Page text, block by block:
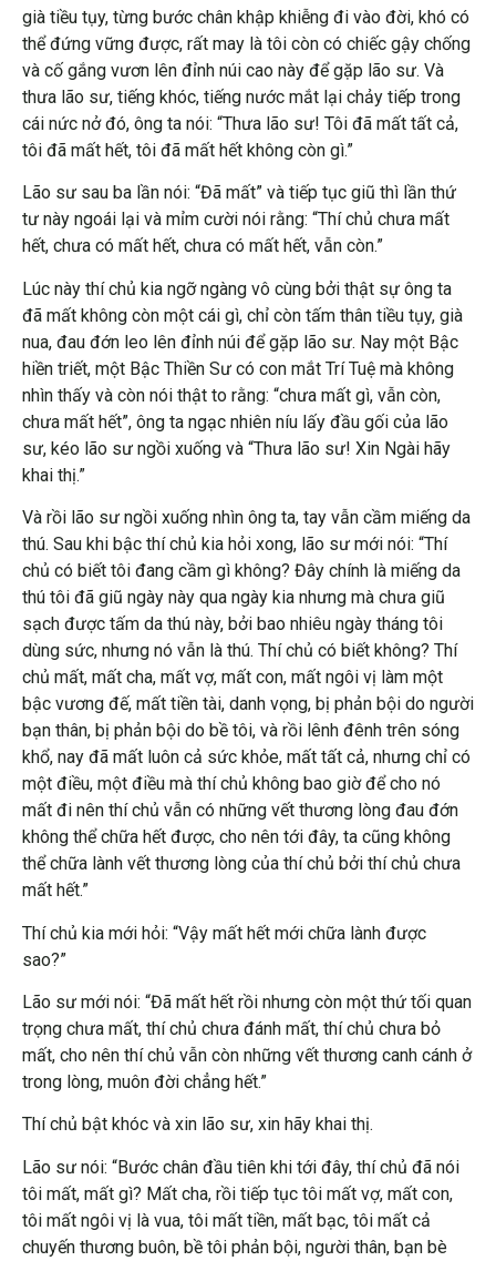
già tiều tụy, từng bước chân khập khiễng đi vào đời, khó có
thể đứng vững được, rất may là tôi còn có chiếc gậy chống
và cố gắng vươn lên đỉnh núi cao này để gặp lão sư. Và
thưa lão sư, tiếng khóc, tiếng nước mắt lại chảy tiếp trong
cái nức nở đó, ông ta nói: “Thưa lão sư! Tôi đã mất tất cả,
tôi đã mất hết, tôi đã mất hết không còn gì.”
Lão sư sau ba lần nói: “Đã mất” và tiếp tục giũ thì lần thứ
tư này ngoái lại và mỉm cười nói rằng: “Thí chủ chưa mất
hết, chưa có mất hết, chưa có mất hết, vẫn còn.”
Lúc này thí chủ kia ngỡ ngàng vô cùng bởi thật sự ông ta
đã mất không còn một cái gì, chỉ còn tấm thân tiều tụy, già
nua, đau đớn leo lên đỉnh núi để gặp lão sư. Nay một Bậc
hiền triết, một Bậc Thiền Sư có con mắt Trí Tuệ mà không
nhìn thấy và còn nói thật to rằng: “chưa mất gì, vẫn còn,
chưa mất hết”, ông ta ngạc nhiên níu lấy đầu gối của lão
sư, kéo lão sư ngồi xuống và “Thưa lão sư! Xin Ngài hãy
khai thị.”
Và rồi lão sư ngồi xuống nhìn ông ta, tay vẫn cầm miếng da
thú. Sau khi bậc thí chủ kia hỏi xong, lão sư mới nói: “Thí
chủ có biết tôi đang cầm gì không? Đây chính là miếng da
thú tôi đã giũ ngày này qua ngày kia nhưng mà chưa giũ
sạch được tấm da thú này, bởi bao nhiêu ngày tháng tôi
dùng sức, nhưng nó vẫn là thú. Thí chủ có biết không? Thí
chủ mất, mất cha, mất vợ, mất con, mất ngôi vị làm một
bậc vương đế, mất tiền tài, danh vọng, bị phản bội do người
bạn thân, bị phản bội do bề tôi, và rồi lênh đênh trên sóng
khổ, nay đã mất luôn cả sức khỏe, mất tất cả, nhưng chỉ có
một điều, một điều mà thí chủ không bao giờ để cho nó
mất đi nên thí chủ vẫn có những vết thương lòng đau đớn
không thể chữa hết được, cho nên tới đây, ta cũng không
thể chữa lành vết thương lòng của thí chủ bởi thí chủ chưa
mất hết.”
Thí chủ kia mới hỏi: “Vậy mất hết mới chữa lành được
sao?”
Lão sư mới nói: “Đã mất hết rồi nhưng còn một thứ tối quan
trọng chưa mất, thí chủ chưa đánh mất, thí chủ chưa bỏ
mất, cho nên thí chủ vẫn còn những vết thương canh cánh ở
trong lòng, muôn đời chẳng hết.”
Thí chủ bật khóc và xin lão sư, xin hãy khai thị.
Lão sư nói: “Bước chân đầu tiên khi tới đây, thí chủ đã nói
tôi mất, mất gì? Mất cha, rồi tiếp tục tôi mất vợ, mất con,
tôi mất ngôi vị là vua, tôi mất tiền, mất bạc, tôi mất cả
chuyến thương buôn, bề tôi phản bội, người thân, bạn bè